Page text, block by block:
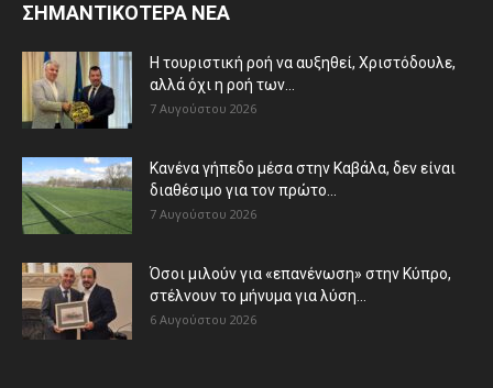
ΣΗΜΑΝΤΙΚΟΤΕΡΑ ΝΕΑ
Η τουριστική ροή να αυξηθεί, Χριστόδουλε,
αλλά όχι η ροή των...
7 Αυγούστου 2026
Κανένα γήπεδο μέσα στην Καβάλα, δεν είναι
διαθέσιμο για τον πρώτο...
7 Αυγούστου 2026
Όσοι μιλούν για «επανένωση» στην Κύπρο,
στέλνουν το μήνυμα για λύση...
6 Αυγούστου 2026